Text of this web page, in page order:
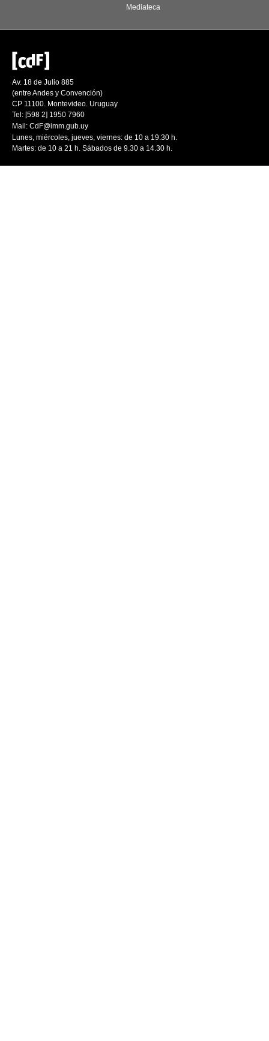
Mediateca
Av. 18 de Julio 885
(entre Andes y Convención)
CP 11100. Montevideo. Uruguay
Tel: [598 2] 1950 7960
Mail: CdF@imm.gub.uy
Lunes, miércoles, jueves, viernes: de 10 a 19.30 h.
Martes: de 10 a 21 h. Sábados de 9.30 a 14.30 h.